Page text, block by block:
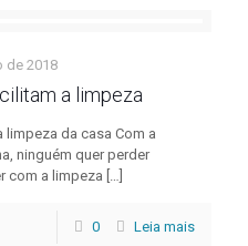
de 2018
a limpeza
da casa Com a
ninguém quer perder
com a limpeza […]
0 Leia mais